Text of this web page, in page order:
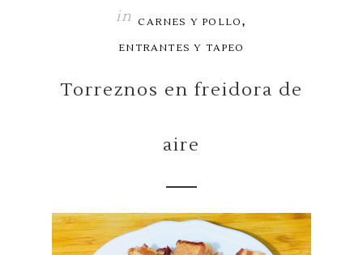
in CARNES Y POLLO ,
ENTRANTES Y TAPEO
Torreznos en freidora de
aire